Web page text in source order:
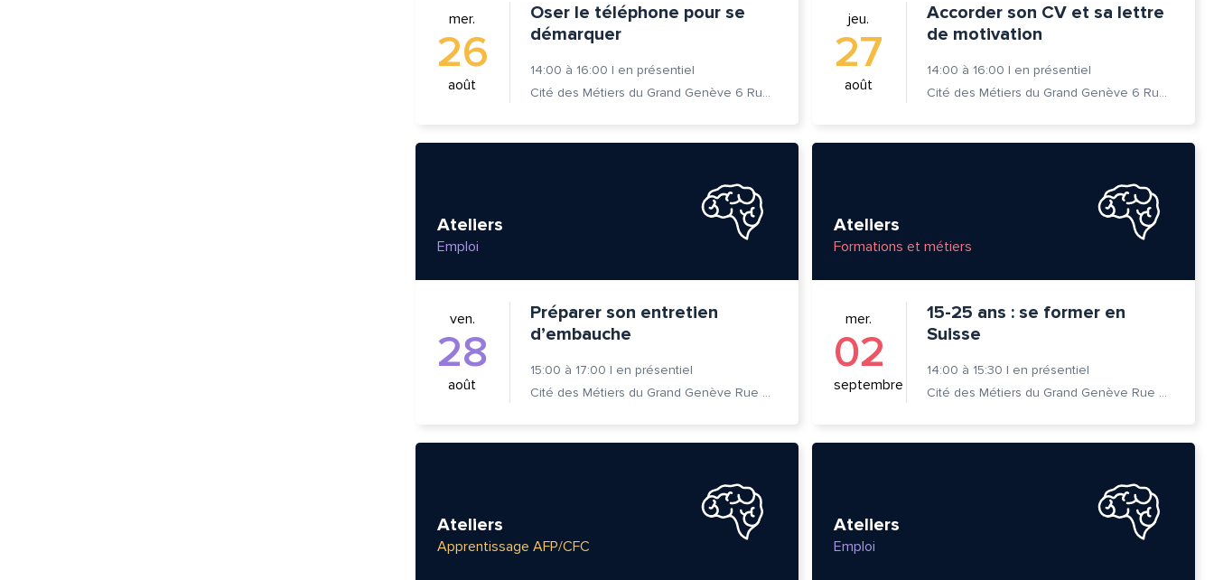
mer.
26
août
Oser le téléphone pour se
démarquer
14:00 à 16:00 | en présentiel
Cité des Métiers du Grand Genève 6 Rue Prévost-Martin 1205 Genève
jeu.
27
août
Accorder son CV et sa lettre
de motivation
14:00 à 16:00 | en présentiel
Cité des Métiers du Grand Genève 6 Rue Prévost-Martin 1205 Genève
Ateliers
Emploi
ven.
28
août
Préparer son entretien
d’embauche
15:00 à 17:00 | en présentiel
Cité des Métiers du Grand Genève Rue Prévost-Martin 6 1205 Genève
Ateliers
Formations et métiers
mer.
02
septembre
15-25 ans : se former en
Suisse
14:00 à 15:30 | en présentiel
Cité des Métiers du Grand Genève Rue Prévost-Martin 6 1205 Genève
Ateliers
Apprentissage AFP/CFC
Ateliers
Emploi